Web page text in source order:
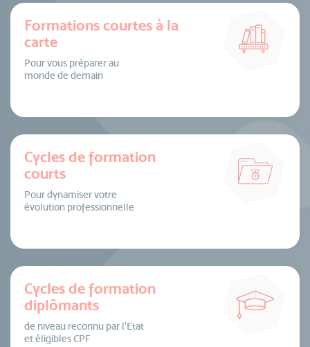
Formations courtes à la
carte
Pour vous préparer au
monde de demain
Cycles de formation
courts
Pour dynamiser votre
évolution professionnelle
Cycles de formation
diplômants
de niveau reconnu par l’Etat
et éligibles CPF